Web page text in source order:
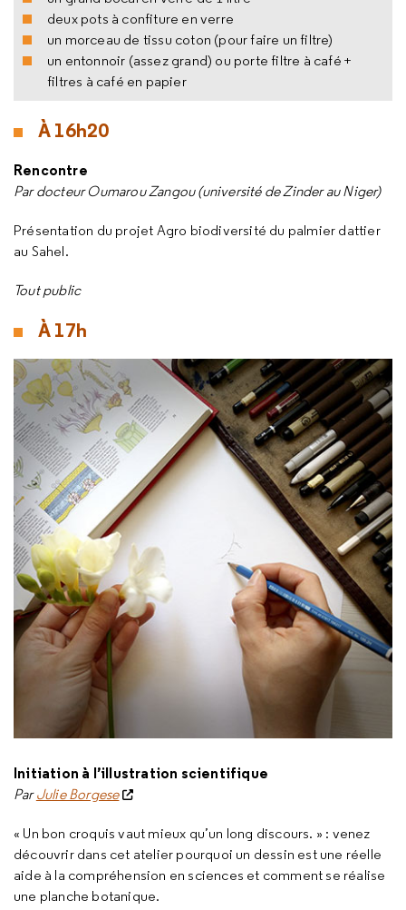
deux pots à confiture en verre
un morceau de tissu coton (pour faire un filtre)
un entonnoir (assez grand) ou porte filtre à café +
filtres à café en papier
À 16h20
Rencontre
Par docteur Oumarou Zangou (université de Zinder au Niger)
Présentation du projet Agro biodiversité du palmier dattier
au Sahel.
Tout public
À 17h
Initiation à l’illustration scientifique
ParJulie Borgese
« Un bon croquis vaut mieux qu’un long discours. » : venez
découvrir dans cet atelier pourquoi un dessin est une réelle
aide à la compréhension en sciences et comment se réalise
une planche botanique.